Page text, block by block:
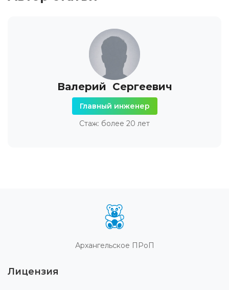
Валерий Сергеевич
Главный инженер
Стаж: более 20 лет
Архангельское ПРоП
Лицензия